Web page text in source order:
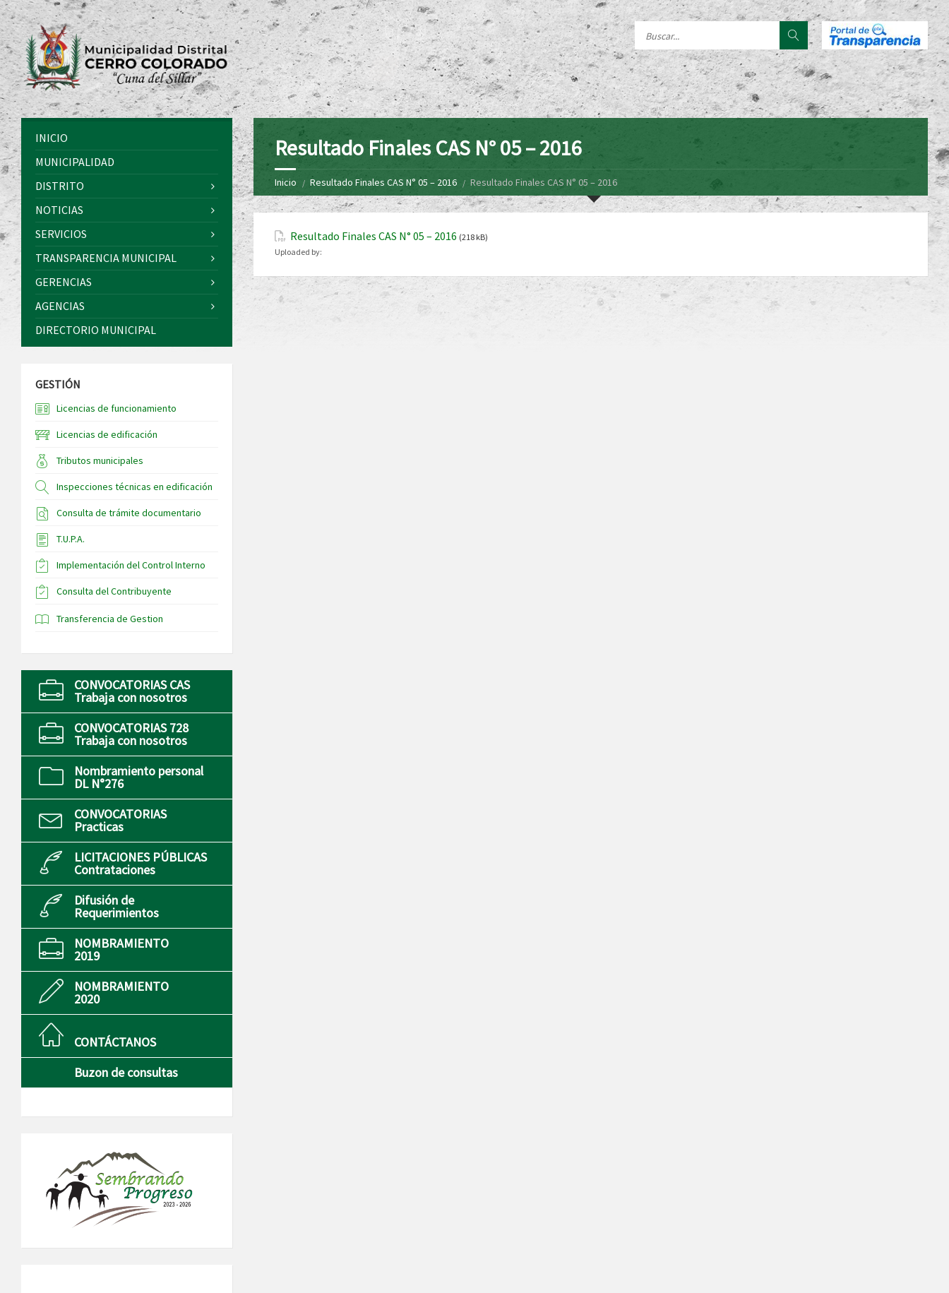
Resultado Finales CAS N° 05 – 2016
Inicio Resultado Finales CAS N° 05 – 2016 Resultado Finales CAS N° 05 – 2016
Resultado Finales CAS N° 05 – 2016 (218 kB)
Uploaded by:
INICIO
MUNICIPALIDAD
DISTRITO
NOTICIAS
SERVICIOS
TRANSPARENCIA MUNICIPAL
GERENCIAS
AGENCIAS
DIRECTORIO MUNICIPAL
GESTIÓN
Licencias de funcionamiento
Licencias de edificación
Tributos municipales
Inspecciones técnicas en edificación
Consulta de trámite documentario
T.U.P.A.
Implementación del Control Interno
Consulta del Contribuyente
Transferencia de Gestion
CONVOCATORIAS CAS
Trabaja con nosotros
CONVOCATORIAS 728
Trabaja con nosotros
Nombramiento personal
DL N°276
CONVOCATORIAS
Practicas
LICITACIONES PÚBLICAS
Contrataciones
Difusión de
Requerimientos
NOMBRAMIENTO
2019
NOMBRAMIENTO
2020
CONTÁCTANOS
Buzon de consultas